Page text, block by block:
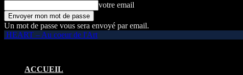
votre email
Un mot de passe vous sera envoyé par email.
HEART – Au coeur de l'Art
ACCUEIL